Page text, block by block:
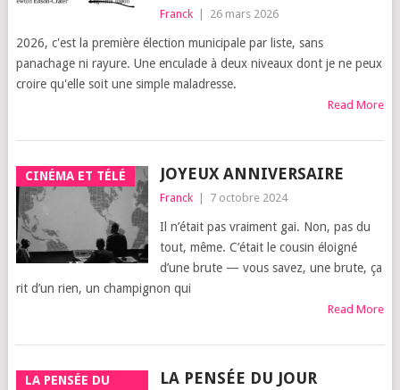
Franck 26 mars 2026
2026, c'est la première élection municipale par liste, sans
panachage ni rayure. Une enculade à deux niveaux dont je ne peux
croire qu'elle soit une simple maladresse.
Read More
CINÉMA ET TÉLÉ JOYEUX ANNIVERSAIRE
Franck 7 octobre 2024
Il n’é­tait pas vrai­ment gai. Non, pas du
tout, même. C’é­tait le cou­sin éloi­gné
d’une brute — vous savez, une brute, ça
rit d’un rien, un cham­pi­gnon qui
Read More
LA PENSÉE DU
LA PENSÉE DU JOUR